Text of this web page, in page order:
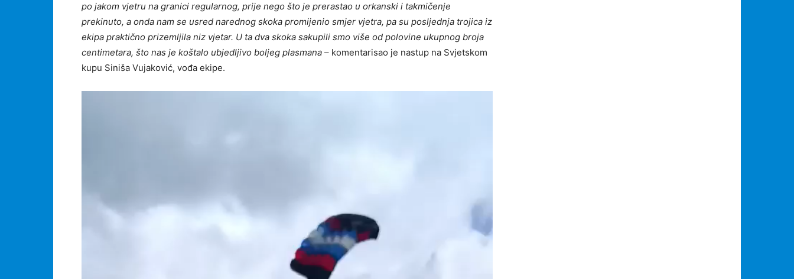
po jakom vjetru na granici regularnog, prije nego što je prerastao u orkanski i takmičenje
prekinuto, a onda nam se usred narednog skoka promijenio smjer vjetra, pa su posljednja trojica iz
ekipa praktično prizemljila niz vjetar. U ta dva skoka sakupili smo više od polovine ukupnog broja
centimetara, što nas je koštalo ubjedljivo boljeg plasmana – komentarisao je nastup na Svjetskom
kupu Siniša Vujaković, vođa ekipe.